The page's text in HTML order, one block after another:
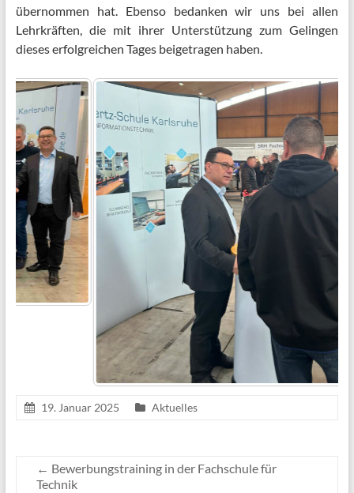
übernommen hat. Ebenso bedanken wir uns bei allen
Lehrkräften, die mit ihrer Unterstützung zum Gelingen
dieses erfolgreichen Tages beigetragen haben.
19. Januar 2025 Aktuelles
← Bewerbungstraining in der Fachschule für
Technik